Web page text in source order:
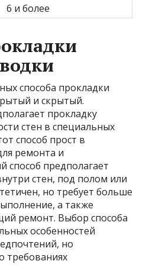
6 и более
способа прокладки
и скрытый.
прокладку
стен в специальных
способ прост в
ремонта и
способ предполагает
стен, под полом или
но требует больше
а также
ремонт. Выбор способа
особенностей
но
требованиях